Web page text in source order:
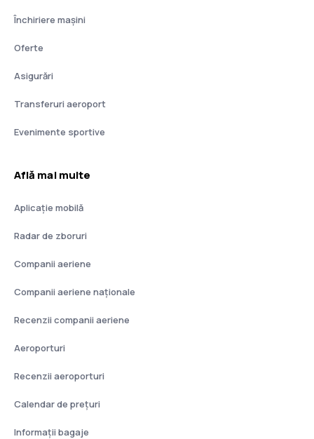
Închiriere mașini
Oferte
Asigurări
Transferuri aeroport
Evenimente sportive
Află mai multe
Aplicație mobilă
Radar de zboruri
Companii aeriene
Companii aeriene naţionale
Recenzii companii aeriene
Aeroporturi
Recenzii aeroporturi
Calendar de prețuri
Informații bagaje